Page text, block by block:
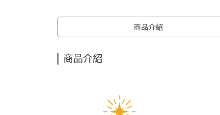
商品介紹
商品介紹